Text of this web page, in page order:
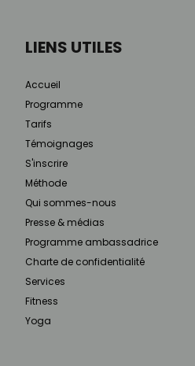
LIENS UTILES
Accueil
Programme
Tarifs
Témoignages
S'inscrire
Méthode
Qui sommes-nous
Presse & médias
Programme ambassadrice
Charte de confidentialité
Services
Fitness
Yoga